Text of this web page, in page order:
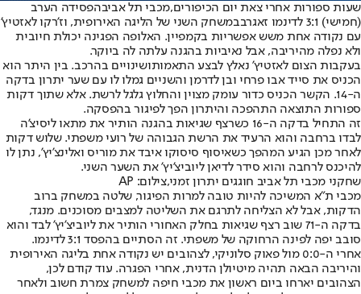
שעות ספורות אחרי צאת יום הכיפורים,מכבי תל אביבהפסידה הערב
(חמישי) 3:1 ל
דינמו זאגרבבמשחק השני של הליגה האירופית, וז'רקו לאזטיץ'
עם נקודה אחת משש אפשריות בקמפיין. האלופה הפגינה יכולת חיובית
ולא נפלה מהיריבה, אבל נאיביות בהגנה עלתה לה ביוקר.
בעקבות הצום לאזטיץ' נאלץ לבצע התאמותושינויים בהרכב. בין היתר הוא
הכניס את סייד אבו פרחי ובן לדרמן והשניים גמלו לו עם שער יתרון בדקה
ה-14. הקשר הכניס כדור עומק מצוין והחלוץ גלגל לרשת. אלא שתוך דקות
ספורות התוצאה התהפכה והיתרון הפך לפיגור בהפסקה.
זה התחיל בדקה ה-16 כשרצף שגיאות בהגנה הותיר את מתאו ליסיצ'ה
לבדו ברחבה והוא הרעיד את הרשת הגבוהה של רועי משפתי. שלוש דקות
לאחר מכן הגיע המהפך כשאיסוף סיסוקו איבד את מוריס ואלינצ'יץ', נתן לו
להיכנס לרחבה והוא סידר לדיאן ליוביצ'יץ' את השער השני.
שחקני מכבי תל אביב חוגגים יתרון זמני,צילום: AP
מכבי ת"א המשיכה להיות טובה למרות הפיגור, שלטה במשחק ברוב
הדקות, אבל לא הצליחה לתרגם את השליטה למצבים מסוכנים. מנגד,
בדקה ה-71 שוב רצף שגיאות בחלק האחורי הותיר את ליוביצ'יץ' לבד והוא
סובב יפה לפינה הרחוקה של משפתי. זה הסתיים בהפסד 3:1 לדינמו.
אחרי ה-0:0 מול פאוק סלוניקי, לצהובים יש נקודה אחת בליגה האירופית
והיריבה הבאה תהיה מיטיולן הדנית, אחרי הפגרה. עוד קודם לכן,
הצהובים יארחו ביום ראשון את מכבי חיפה למשחק צמרת חשוב ולאחר